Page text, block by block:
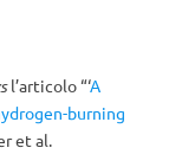
l’articolo “‘A
burning
et al.